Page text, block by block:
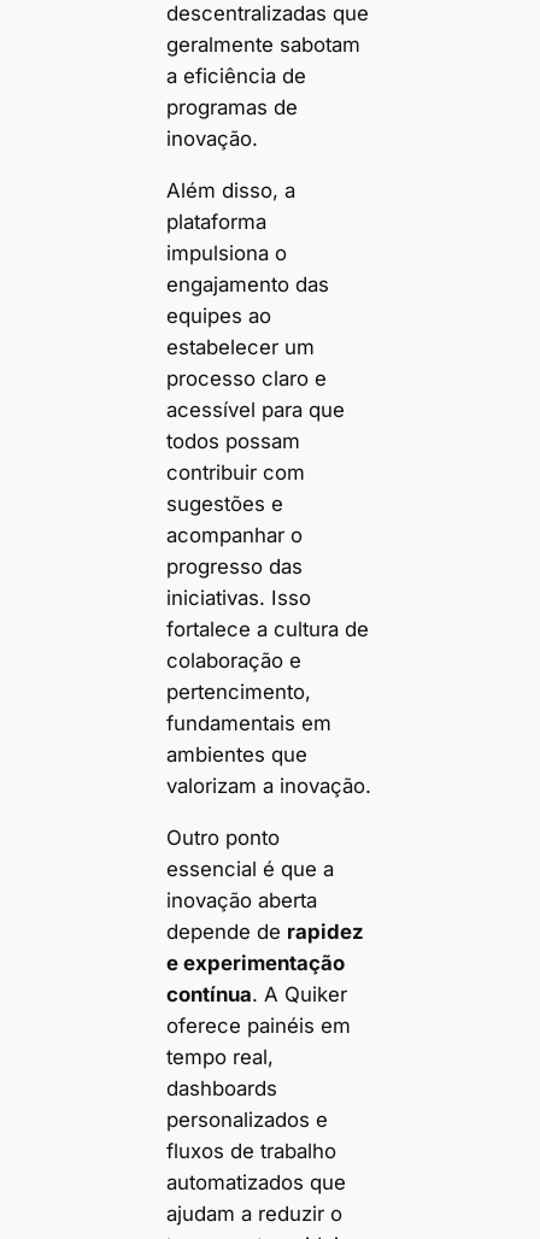
descentralizadas que
geralmente sabotam
a eficiência de
programas de
inovação.
Além disso, a
plataforma
impulsiona o
engajamento das
equipes ao
estabelecer um
processo claro e
acessível para que
todos possam
contribuir com
sugestões e
acompanhar o
progresso das
iniciativas. Isso
fortalece a cultura de
colaboração e
pertencimento,
fundamentais em
ambientes que
valorizam a inovação.
Outro ponto
essencial é que a
inovação aberta
depende de rapidez
e experimentação
contínua. A Quiker
oferece painéis em
tempo real,
dashboards
personalizados e
fluxos de trabalho
automatizados que
ajudam a reduzir o